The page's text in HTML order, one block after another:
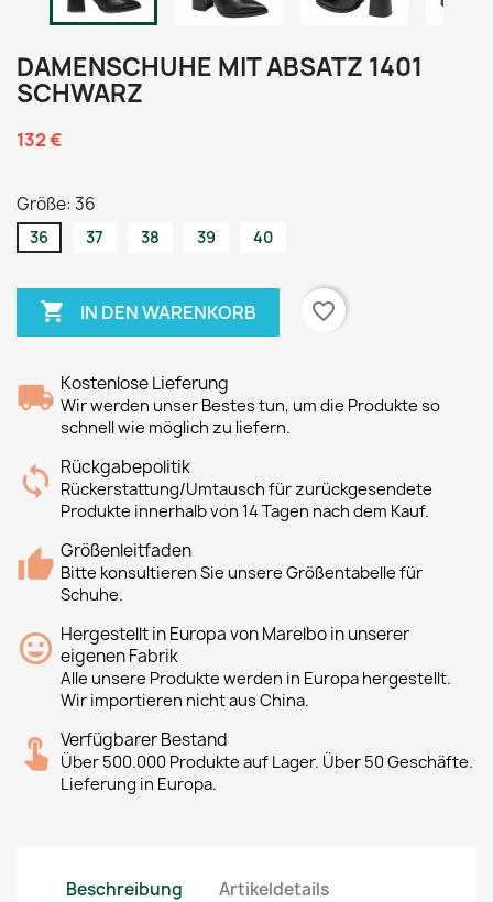
DAMENSCHUHE MIT ABSATZ 1401
SCHWARZ
132 €
Größe: 36
36 37 38 39 40
 IN DEN WARENKORB favorite_border
Kostenlose Lieferung
Wir werden unser Bestes tun, um die Produkte so
schnell wie möglich zu liefern.
Rückgabepolitik
Rückerstattung/Umtausch für zurückgesendete
Produkte innerhalb von 14 Tagen nach dem Kauf.
Größenleitfaden
Bitte konsultieren Sie unsere Größentabelle für
Schuhe.
Hergestellt in Europa von Marelbo in unserer
eigenen Fabrik
Alle unsere Produkte werden in Europa hergestellt.
Wir importieren nicht aus China.
Verfügbarer Bestand
Über 500.000 Produkte auf Lager. Über 50 Geschäfte.
Lieferung in Europa.
Beschreibung Artikeldetails